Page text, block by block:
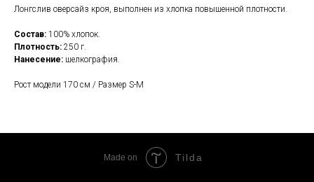
Лонгслив оверсайз кроя, выполнен из хлопка повышенной плотности.
Состав: 100% хлопок.
Плотность: 250 г.
Нанесение: шелкография.
Рост модели 170 см / Размер S-M
Made on Tilda